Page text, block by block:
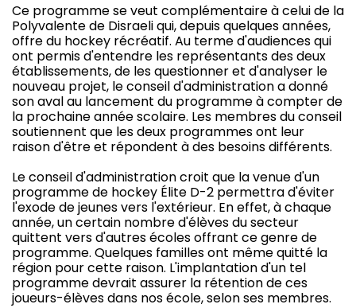
Ce programme se veut complémentaire à celui de la
Polyvalente de Disraeli qui, depuis quelques années,
offre du hockey récréatif. Au terme d'audiences qui
ont permis d'entendre les représentants des deux
établissements, de les questionner et d'analyser le
nouveau projet, le conseil d'administration a donné
son aval au lancement du programme à compter de
la prochaine année scolaire. Les membres du conseil
soutiennent que les deux programmes ont leur
raison d'être et répondent à des besoins différents.
Le conseil d'administration croit que la venue d'un
programme de hockey Élite D-2 permettra d'éviter
l'exode de jeunes vers l'extérieur. En effet, à chaque
année, un certain nombre d'élèves du secteur
quittent vers d'autres écoles offrant ce genre de
programme. Quelques familles ont même quitté la
région pour cette raison. L'implantation d'un tel
programme devrait assurer la rétention de ces
joueurs-élèves dans nos école, selon ses membres.